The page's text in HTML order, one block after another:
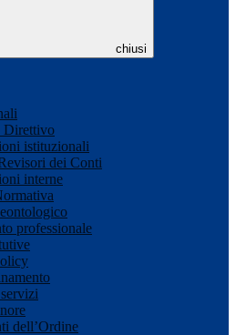
chiusi
Direttivo
istituzionali
dei Conti
interne
professionale
dell’Ordine